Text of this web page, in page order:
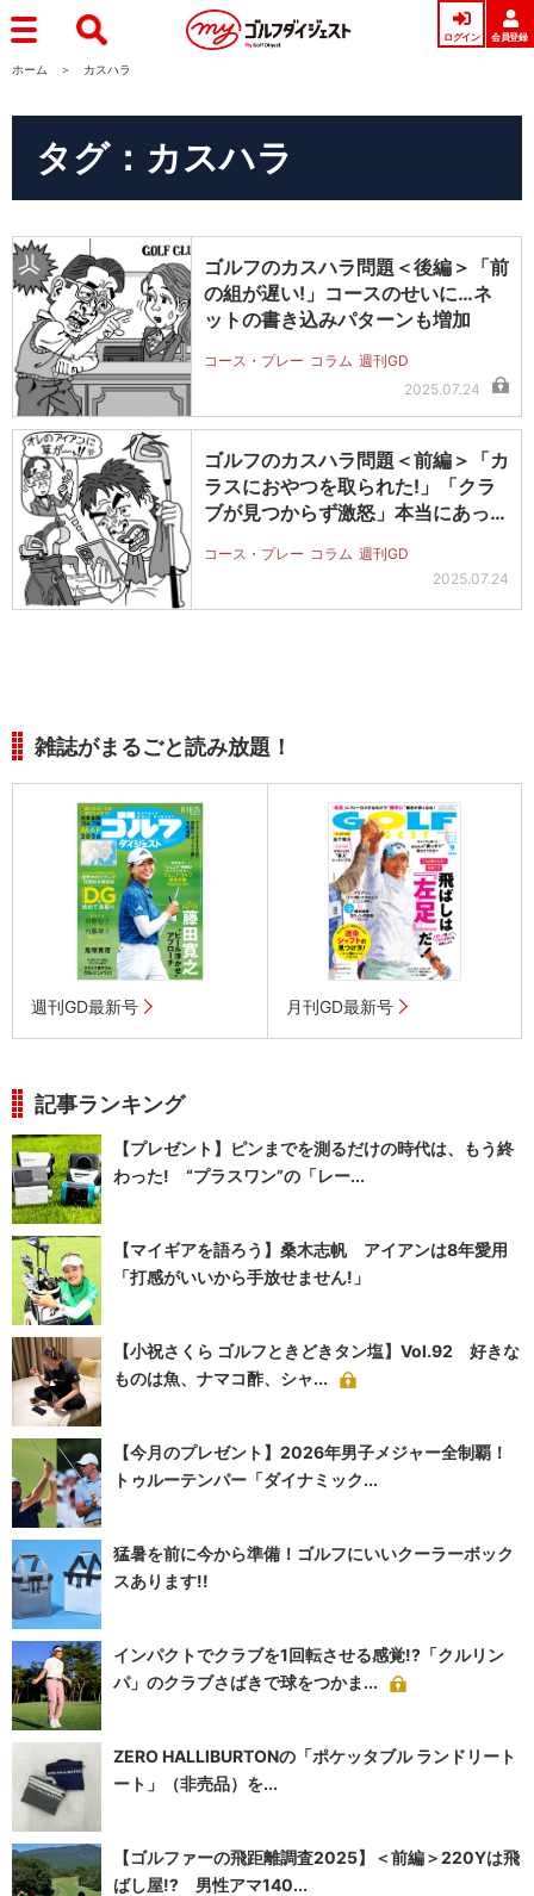
ログイン 会員登録
ホーム カスハラ
タグ：カスハラ
ゴルフのカスハラ問題＜後編＞「前
の組が遅い!」コースのせいに…ネ
ットの書き込みパターンも増加
コース・プレー コラム 週刊GD
2025.07.24
ゴルフのカスハラ問題＜前編＞「カ
ラスにおやつを取られた!」「クラ
ブが見つからず激怒」本当にあった
コース・プレー コラム 週刊GD
2025.07.24
雑誌がまるごと読み放題！
週刊GD最新号 月刊GD最新号
記事ランキング
【プレゼント】ピンまでを測るだけの時代は、もう終
わった! “プラスワン”の「レー...
【マイギアを語ろう】桑木志帆 アイアンは8年愛用
「打感がいいから手放せません!」
【小祝さくら ゴルフときどきタン塩】Vol.92 好きな
ものは魚、ナマコ酢、シャ...
【今月のプレゼント】2026年男子メジャー全制覇！
トゥルーテンパー「ダイナミック...
猛暑を前に今から準備！ゴルフにいいクーラーボック
スあります!!
インパクトでクラブを1回転させる感覚!?「クルリン
パ」のクラブさばきで球をつかま...
ZERO HALLIBURTONの「ポケッタブル ランドリート
ート」（非売品）を...
【ゴルファーの飛距離調査2025】＜前編＞220Yは飛
ばし屋!? 男性アマ140...